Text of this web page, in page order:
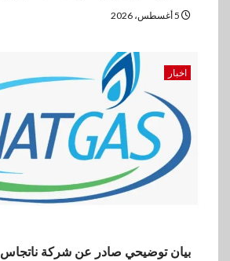
اخبار
بيان توضيحي صادر عن شركة ناتجاس